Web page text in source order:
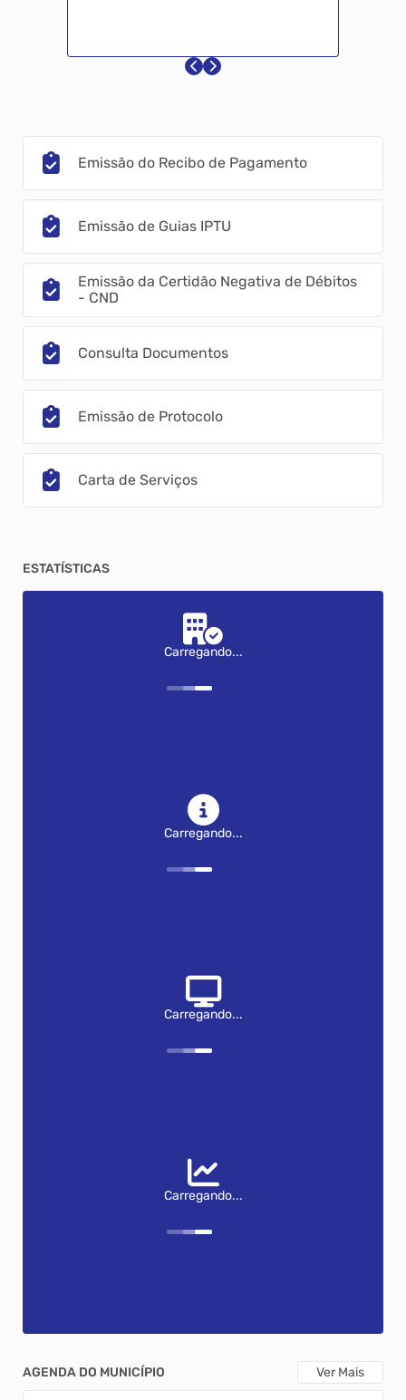
Emissão do Recibo de Pagamento
Emissão de Guias IPTU
Emissão da Certidão Negativa de Débitos
- CND
Consulta Documentos
Emissão de Protocolo
Carta de Serviços
ESTATÍSTICAS
Carregando...
Carregando...
Carregando...
Carregando...
AGENDA DO MUNICÍPIO Ver Mais